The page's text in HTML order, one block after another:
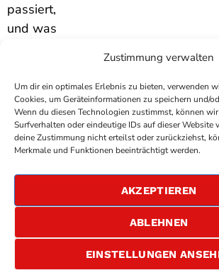
Zustimmung verwalten
Um dir ein optimales Erlebnis zu bieten, verwenden
Cookies, um Geräteinformationen zu speichern und/
Wenn du diesen Technologien zustimmst, können
Surfverhalten oder eindeutige IDs auf dieser Website
deine Zustimmung nicht erteilst oder zurückziehst,
Merkmale und Funktionen beeinträchtigt werden.
AKZEPTIEREN
ABLEHNEN
EINSTELLUNGEN
passiert,
und was
Zwerge in
diesem Jahr
noch
vorhaben.
COPYRIGHTANTENNE BAD KREUZNACH
DATENSCHUTZERKLÄRUNG
ALLGEMEINE GESCHÄFTSBEDINGUNGEN